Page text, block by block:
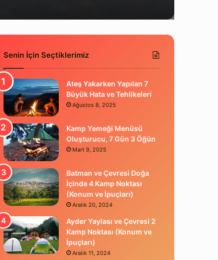
Senin İçin Seçtiklerimiz
Ateş Yakarken Yapılan 7
Büyük Hata ve Tehlikeleri
Ağustos 8, 2025
Kamp Yemeği Menüsü
Oluşturucu, 7 Gün 3 Öğün
Mart 9, 2025
Batman ve Çevresi Doğa
İçinde 4 Kamp Noktası
(Konum ve İpuçları)
Aralık 20, 2024
Ayder Yaylası ve Çevresi 2
Kamp Noktası (Konum ve
İpuçları)
Aralık 11, 2024